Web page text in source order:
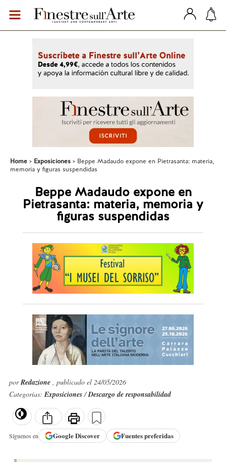
Home Exposiciones
Beppe Madaudo expone en Pietrasanta: materia,
memoria y figuras suspendidas
Beppe Madaudo expone en
Pietrasanta: materia, memoria y
figuras suspendidas
porRedazione , publicado el 24/05/2026
Categorías:Exposiciones/Descargo de responsabilidad
Síguenos en GoogleDiscover Fuentes preferidas